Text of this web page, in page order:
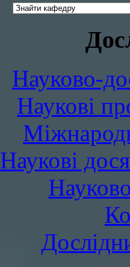
Науково-
Наукові
Наукові